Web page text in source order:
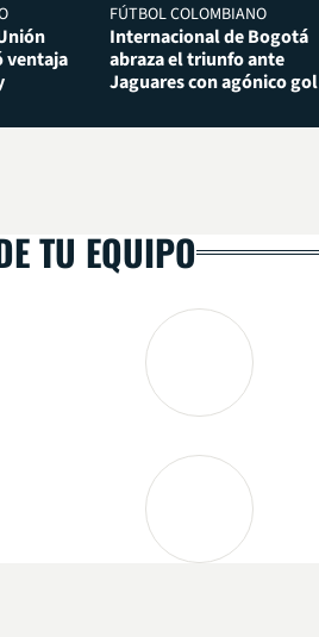
ventaja
FÚTBOL COLOMBIANO
Internacional de Bogotá
abraza el triunfo ante
Jaguares con agónico gol
TU EQUIPO